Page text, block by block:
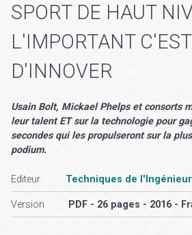
SPORT DE HAUT
L'IMPORTANT C'EST
D'INNOVER
Usain Bolt, Mickael Phelps et consorts
leur talent ET sur la technologie pour
secondes qui les propulseront sur la
podium.
Editeur Techniques de l'Ingénieur
Version PDF - 26 pages - 2016 -